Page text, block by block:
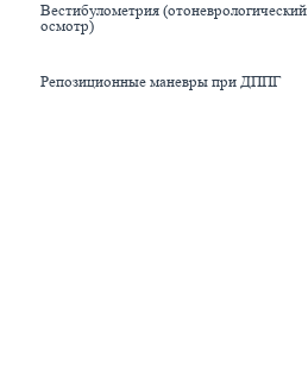
Вестибулометрия (отоневрологический
осмотр)
Репозиционные маневры при ДППГ